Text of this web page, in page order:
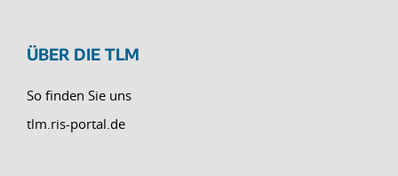
ÜBER DIE TLM
So finden Sie uns
tlm.ris-portal.de